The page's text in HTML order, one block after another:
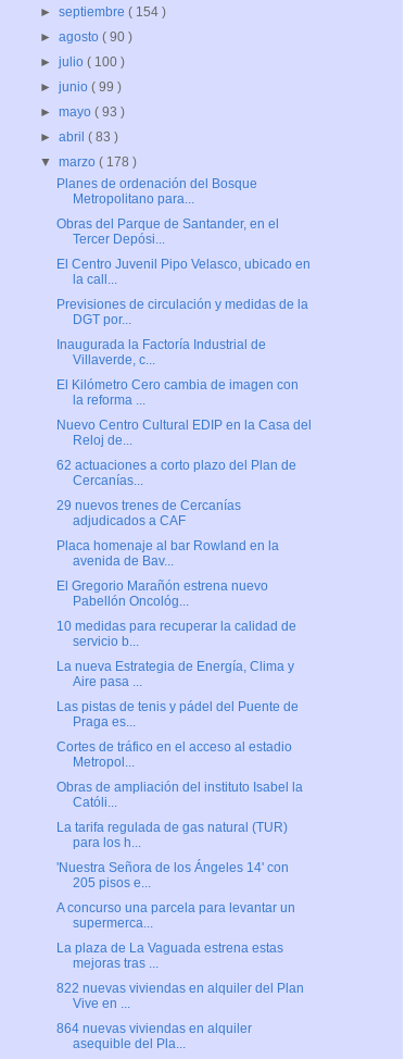
►septiembre( 154 )
►agosto( 90 )
►julio( 100 )
►junio( 99 )
►mayo( 93 )
►abril( 83 )
▼marzo( 178 )
Planes de ordenación del Bosque
Metropolitano para...
Obras del Parque de Santander, en el
Tercer Depósi...
El Centro Juvenil Pipo Velasco, ubicado en
la call...
Previsiones de circulación y medidas de la
DGT por...
Inaugurada la Factoría Industrial de
Villaverde, c...
El Kilómetro Cero cambia de imagen con
la reforma ...
Nuevo Centro Cultural EDIP en la Casa del
Reloj de...
62 actuaciones a corto plazo del Plan de
Cercanías...
29 nuevos trenes de Cercanías
adjudicados a CAF
Placa homenaje al bar Rowland en la
avenida de Bav...
El Gregorio Marañón estrena nuevo
Pabellón Oncológ...
10 medidas para recuperar la calidad de
servicio b...
La nueva Estrategia de Energía, Clima y
Aire pasa ...
Las pistas de tenis y pádel del Puente de
Praga es...
Cortes de tráfico en el acceso al estadio
Metropol...
Obras de ampliación del instituto Isabel la
Católi...
La tarifa regulada de gas natural (TUR)
para los h...
'Nuestra Señora de los Ángeles 14' con
205 pisos e...
A concurso una parcela para levantar un
supermerca...
La plaza de La Vaguada estrena estas
mejoras tras ...
822 nuevas viviendas en alquiler del Plan
Vive en ...
864 nuevas viviendas en alquiler
asequible del Pla...